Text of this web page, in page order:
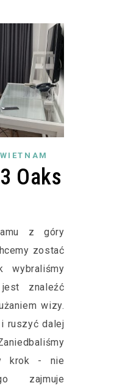
WIETNAM
Oaks
z góry
zostać
wybraliśmy
znaleźć
wizy.
ruszyć dalej
krok - nie
zajmuje